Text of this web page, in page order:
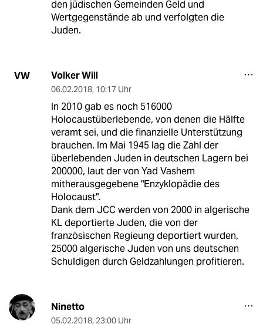
den jüdischen Gemeinden Geld und
Wertgegenstände ab und verfolgten die
Juden.
VW Volker Will
06.02.2018, 10:17 Uhr
In 2010 gab es noch 516000
Holocaustüberlebende, von denen die Hälfte
veramt sei, und die finanzielle Unterstützung
brauchen. Im Mai 1945 lag die Zahl der
überlebenden Juden in deutschen Lagern bei
200000, laut der von Yad Vashem
mitherausgegebene "Enzyklopädie des
Holocaust".
Dank dem JCC werden von 2000 in algerische
KL deportierte Juden, die von der
französischen Regieung deportiert wurden,
25000 algerische Juden von uns deutschen
Schuldigen durch Geldzahlungen profitieren.
Ninetto
05.02.2018, 23:00 Uhr